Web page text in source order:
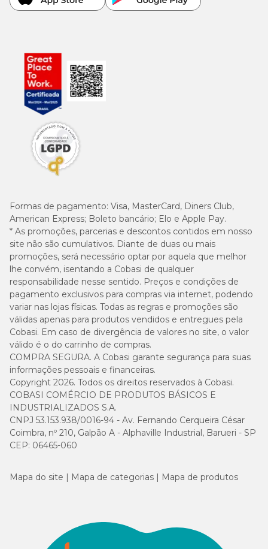
Formas de pagamento: Visa, MasterCard, Diners Club,
American Express; Boleto bancário; Elo e Apple Pay.
* As promoções, parcerias e descontos contidos em nosso
site não são cumulativos. Diante de duas ou mais
promoções, será necessário optar por aquela que melhor
lhe convém, isentando a Cobasi de qualquer
responsabilidade nesse sentido. Preços e condições de
pagamento exclusivos para compras via internet, podendo
variar nas lojas físicas. Todas as regras e promoções são
válidas apenas para produtos vendidos e entregues pela
Cobasi. Em caso de divergência de valores no site, o valor
válido é o do carrinho de compras.
COMPRA SEGURA. A Cobasi garante segurança para suas
informações pessoais e financeiras.
Copyright 2026. Todos os direitos reservados à Cobasi.
COBASI COMÉRCIO DE PRODUTOS BÁSICOS E
INDUSTRIALIZADOS S.A.
CNPJ 53.153.938/0016-94 - Av. Fernando Cerqueira César
Coimbra, nº 210, Galpão A - Alphaville Industrial, Barueri - SP
CEP: 06465-060
Mapa do site Mapa de categorias Mapa de produtos